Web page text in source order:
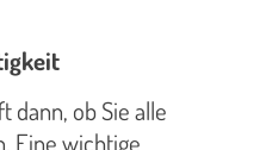
dann, ob Sie alle
Eine wichtige